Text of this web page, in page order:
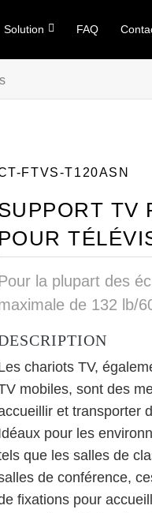
Solution FAQ
FTVS-T120ASN
TV
POUR
la plupart des
de 132 lb/
chariots TV,
mobiles, sont des
et transporter
pour les
que les salles de
de conférence,
fixations pour